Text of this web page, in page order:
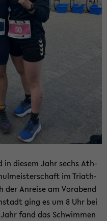
in die­sem Jahr sechs Ath­
im Tri­ath­
der An­rei­se am Vor­abend
ging es um 8 Uhr bei
fand das Schwim­men